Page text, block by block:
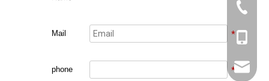
Mail *
phone *
571-